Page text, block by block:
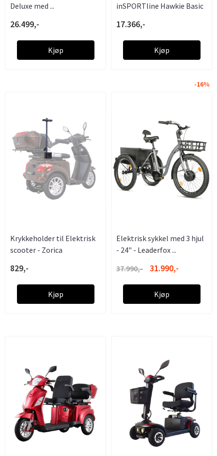
Deluxe med ...
26.499,-
Kjøp
inSPORTline Hawkie Basic
17.366,-
Kjøp
Krykkeholder til Elektrisk
scooter - Zorica
829,-
Kjøp
-16%
Elektrisk sykkel med 3 hjul
- 24" - Leaderfox ...
37.990,-
31.990,-
Kjøp